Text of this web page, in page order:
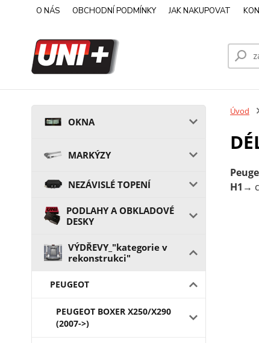
O NÁS OBCHODNÍ PODMÍNKY JAK NAKUPOVAT
OKNA
MARKÝZY
NEZÁVISLÉ TOPENÍ
PODLAHY A OBKLADOVÉ
DESKY
VÝDŘEVY_"kategorie v
rekonstrukci"
PEUGEOT
PEUGEOT BOXER X250/X290
(2007->)
Úvod
H1 →